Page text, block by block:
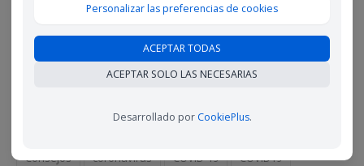
una profesión al alza en 2023
Autónomo autónomos
ayudas
Consejos
coronavirus COVID-19
COVID19
Personalizar las preferencias de cookies
ACEPTAR TODAS
ACEPTAR SOLO LAS NECESARIAS
Desarrollado por CookiePlus.